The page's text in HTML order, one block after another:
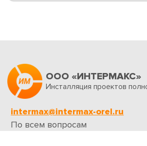
ООО «ИНТЕРМАКС»
Инсталляция проектов
intermax@intermax-orel.ru
По всем вопросам